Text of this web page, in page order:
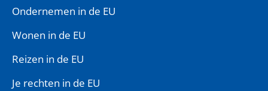
Ondernemen in de EU
Wonen in de EU
Reizen in de EU
Je rechten in de EU